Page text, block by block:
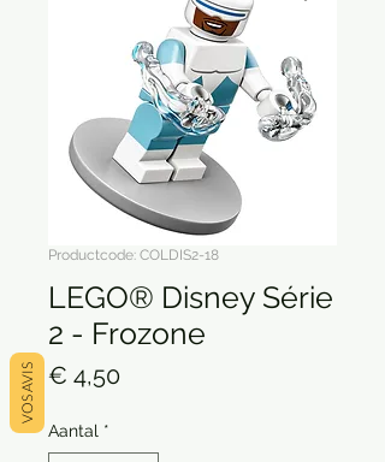
Productcode: COLDIS2-18
LEGO® Disney Série
2 - Frozone
€ 4,50Prijs
Aantal *
VOS AVIS